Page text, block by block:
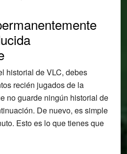
historial de VLC, debes
recién jugados de la
no guarde ningún historial de
De nuevo, es simple
Esto es lo que tienes que